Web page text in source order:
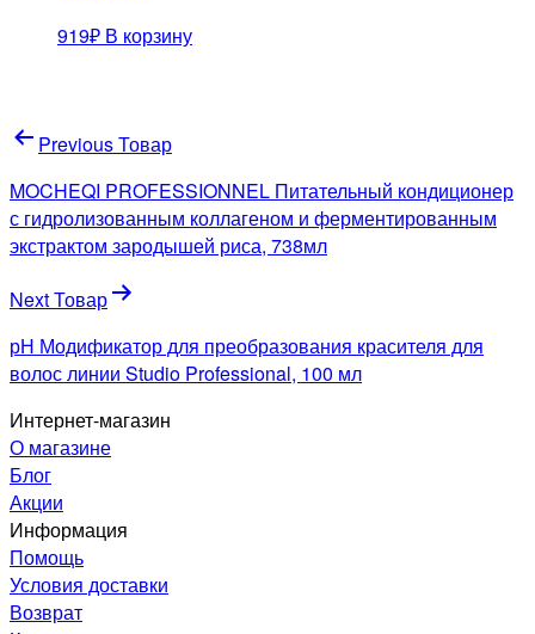
919₽ В корзину
Навигация
по
записям
Previous Товар
MOCHEQI PROFESSIONNEL Питательный кондиционер
с гидролизованным коллагеном и ферментированным
экстрактом зародышей риса, 738мл
Next Товар
рН Модификатор для преобразования красителя для
волос линии Studio Professional, 100 мл
Интернет-магазин
О магазине
Блог
Акции
Информация
Помощь
Условия доставки
Возврат